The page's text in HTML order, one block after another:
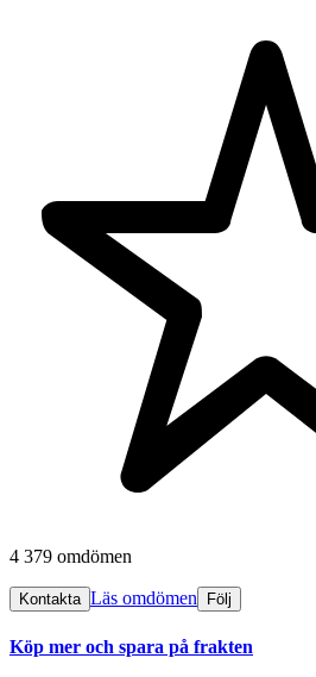
4 379 omdömen
Kontakta Läs omdömen Följ
Köp mer och spara på frakten